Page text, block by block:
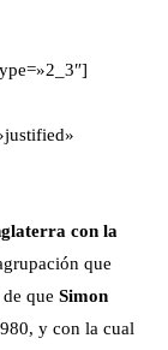
con la
que
que Simon
y con la cual